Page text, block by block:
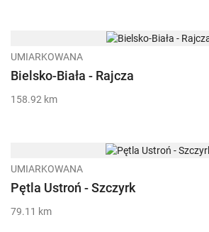
UMIARKOWANA
Bielsko-Biała - Rajcza
158.92 km
UMIARKOWANA
Pętla Ustroń - Szczyrk
79.11 km